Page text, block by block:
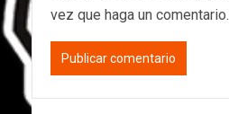
vez que haga un comentario.